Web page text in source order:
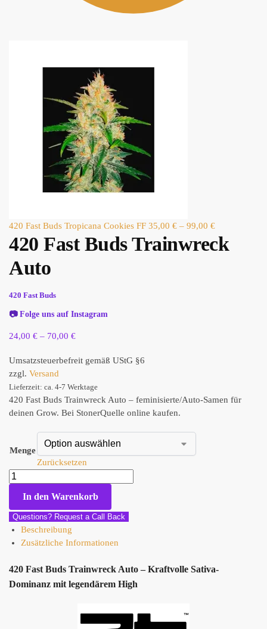
420 Fast Buds Tropicana Cookies FF 35,00 € – 99,00 €
420 Fast Buds Trainwreck
Auto
420 Fast Buds
📷Folge uns auf Instagram
24,00 € – 70,00 €
Umsatzsteuerbefreit gemäß UStG §6
zzgl. Versand
Lieferzeit: ca. 4-7 Werktage
420 Fast Buds Trainwreck Auto – feminisierte/Auto-Samen für
deinen Grow. Bei StonerQuelle online kaufen.
Menge
Zurücksetzen
In den Warenkorb
Questions? Request a Call Back
Beschreibung
Zusätzliche Informationen
420 Fast Buds Trainwreck Auto – Kraftvolle Sativa-
Dominanz mit legendärem High